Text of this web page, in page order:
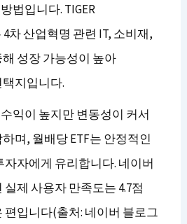
법입니다. TIGER
4차 산업혁명 관련 IT, 소비재,
성장 가능성이 높아
지입니다.
익이 높지만 변동성이 커서
며, 월배당 ETF는 안정적인
자에게 유리합니다. 네이버
제 사용자 만족도는 4.7점
편입니다(출처: 네이버 블로그